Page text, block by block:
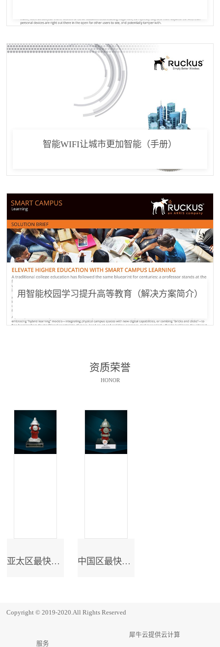
智能WIFI让城市更加智能（手册）
用智能校园学习提升高等教育（解决方案简介）
资质荣誉
HONOR
亚太区最快成长奖 中国区最快成长奖
Copyright © 2019-2020.All Rights Reserved
犀牛云提供云计算
服务